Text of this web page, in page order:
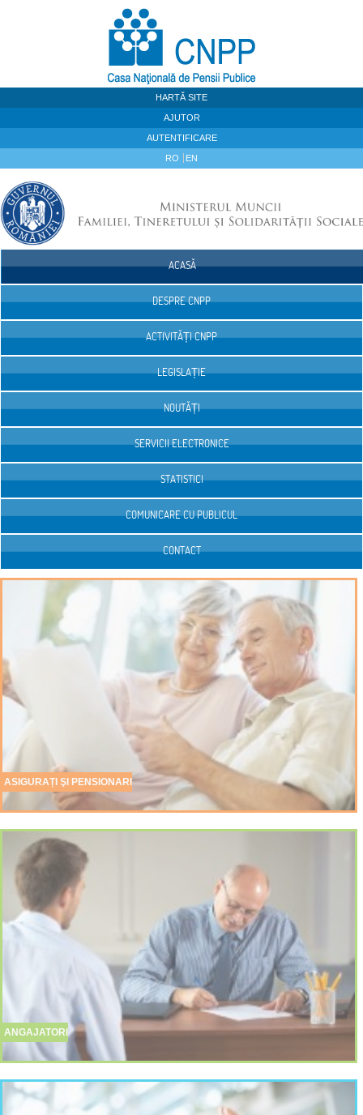
HARTĂ SITE
AJUTOR
AUTENTIFICARE
RO EN
ACASĂ
DESPRE CNPP
ACTIVITĂȚI CNPP
LEGISLAȚIE
NOUTĂȚI
SERVICII ELECTRONICE
STATISTICI
COMUNICARE CU PUBLICUL
CONTACT
ASIGURAȚI ŞI PENSIONARI
ANGAJATORI